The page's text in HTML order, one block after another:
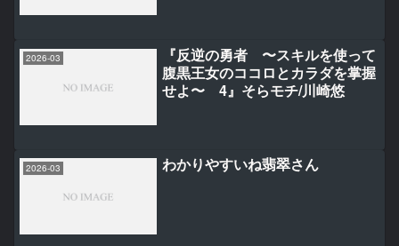
2026-03
『反逆の勇者 〜スキルを使って
腹黒王女のココロとカラダを掌握
せよ〜 4』そらモチ/川崎悠
2026-03 わかりやすいね翡翠さん